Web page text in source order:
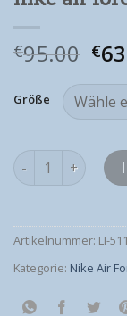
€95.00 €
Größe
nike air force 1
Artikelnummer: LI-
Kategorie: Nike Air